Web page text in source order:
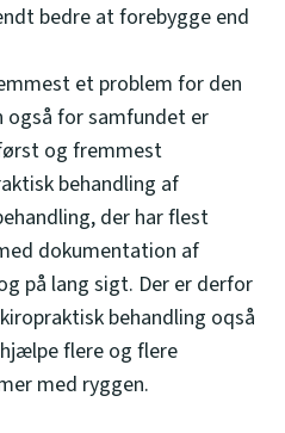
bedre at forebygge end
et problem for den
også for samfundet er
og fremmest
behandling af
der har flest
dokumentation af
på lang sigt. Der er derfor
behandling oqså
flere og flere
med ryggen.